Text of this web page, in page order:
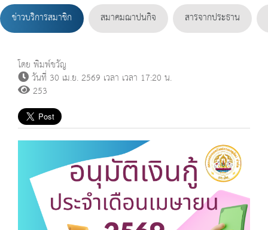
ข่าวบริการสมาชิก สมาคมฌาปนกิจ สารจากประธาน
โดย พิมพ์ขวัญ
วันที่ 30 เม.ย. 2569 เวลา เวลา 17:20 น.
253